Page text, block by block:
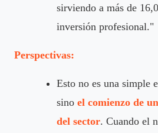
sirviendo a más de
inversión profesional."
Perspectivas:
Esto no es una simple
sino el comienzo de
del sector. Cuando el